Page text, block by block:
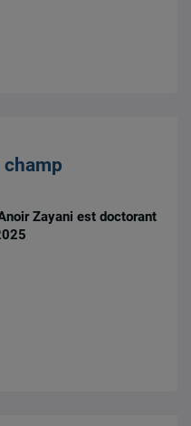
champ
Zayani est doctorant